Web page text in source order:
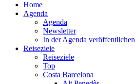
Home
Agenda
Agenda
Newsletter
In der Agenda veröffentlichen
Reiseziele
Reiseziele
Top
Costa Barcelona